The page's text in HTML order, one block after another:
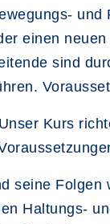
einen
sind
Kurs
seine
Haltungs-